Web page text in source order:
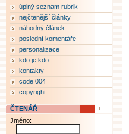
úplný seznam rubrik
nejčtenější články
náhodný článek
poslední komentáře
personalizace
kdo je kdo
kontakty
code 004
copyright
ČTENÁŘ
Jméno: